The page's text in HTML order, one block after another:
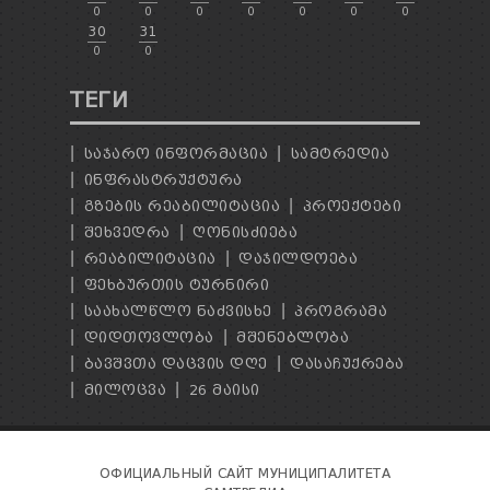
0 0 0 0 0 0 0
30
0
31
0
ТЕГИ
ᲡᲐᲯᲐᲠᲝ ᲘᲜᲤᲝᲠᲛᲐᲪᲘᲐ
ᲡᲐᲛᲢᲠᲔᲓᲘᲐ
ᲘᲜᲤᲠᲐᲡᲢᲠᲣᲥᲢᲣᲠᲐ
ᲒᲖᲔᲑᲘᲡ ᲠᲔᲐᲑᲘᲚᲘᲢᲐᲪᲘᲐ
ᲞᲠᲝᲔᲥᲢᲔᲑᲘ
ᲨᲔᲮᲕᲔᲓᲠᲐ
ᲦᲝᲜᲘᲡᲫᲘᲔᲑᲐ
ᲠᲔᲐᲑᲘᲚᲘᲢᲐᲪᲘᲐ
ᲓᲐᲯᲘᲚᲓᲝᲔᲑᲐ
ᲤᲔᲮᲑᲣᲠᲗᲘᲡ ᲢᲣᲠᲜᲘᲠᲘ
ᲡᲐᲐᲮᲐᲚᲬᲚᲝ ᲜᲐᲫᲕᲘᲡᲮᲔ
ᲞᲠᲝᲒᲠᲐᲛᲐ
ᲓᲘᲓᲗᲝᲕᲚᲝᲑᲐ
ᲛᲨᲔᲜᲔᲑᲚᲝᲑᲐ
ᲑᲐᲕᲨᲕᲗᲐ ᲓᲐᲪᲕᲘᲡ ᲓᲦᲔ
ᲓᲐᲡᲐᲩᲣᲥᲠᲔᲑᲐ
ᲛᲘᲚᲝᲪᲕᲐ
26 ᲛᲐᲘᲡᲘ
ОФИЦИАЛЬНЫЙ САЙТ МУНИЦИПАЛИТЕТА